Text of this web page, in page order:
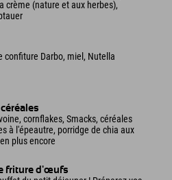
crème (nature et aux herbes),
confiture Darbo, miel, Nutella
cornflakes, Smacks, céréales
à l'épeautre, porridge de chia aux
plus encore
friture d'œufs